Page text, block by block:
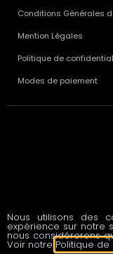
Conditions Générales
Mention Légales
Politique de
Modes de paiement
© 2020 All rights
Nous utilisons des
expérience sur notre
nous considérerons
Voir notre Politique